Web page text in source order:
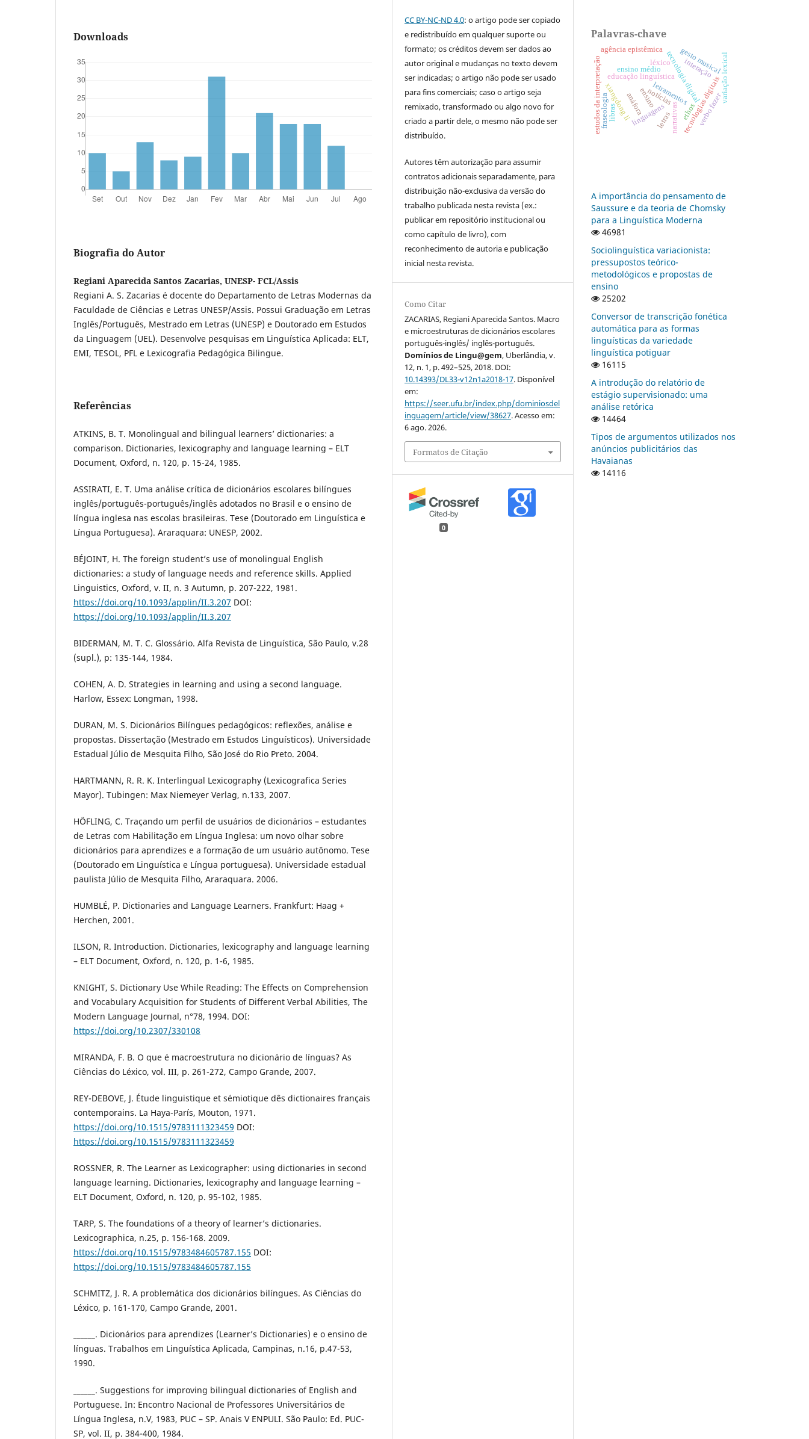
Downloads
Biografia do Autor
Regiani Aparecida Santos Zacarias, UNESP- FCL/Assis
Regiani A. S. Zacarias é docente do Departamento de Letras Modernas da
Faculdade de Ciências e Letras UNESP/Assis. Possui Graduação em Letras
Inglês/Português, Mestrado em Letras (UNESP) e Doutorado em Estudos
da Linguagem (UEL). Desenvolve pesquisas em Linguística Aplicada: ELT,
EMI, TESOL, PFL e Lexicografia Pedagógica Bilingue.
Referências
ATKINS, B. T. Monolingual and bilingual learners’ dictionaries: a
comparison. Dictionaries, lexicography and language learning – ELT
Document, Oxford, n. 120, p. 15-24, 1985.
ASSIRATI, E. T. Uma análise crítica de dicionários escolares bilíngues
inglês/português-português/inglês adotados no Brasil e o ensino de
língua inglesa nas escolas brasileiras. Tese (Doutorado em Linguística e
Língua Portuguesa). Araraquara: UNESP, 2002.
BÉJOINT, H. The foreign student’s use of monolingual English
dictionaries: a study of language needs and reference skills. Applied
Linguistics, Oxford, v. II, n. 3 Autumn, p. 207-222, 1981.
https://doi.org/10.1093/applin/II.3.207 DOI:
https://doi.org/10.1093/applin/II.3.207
BIDERMAN, M. T. C. Glossário. Alfa Revista de Linguística, São Paulo, v.28
(supl.), p: 135-144, 1984.
COHEN, A. D. Strategies in learning and using a second language.
Harlow, Essex: Longman, 1998.
DURAN, M. S. Dicionários Bilíngues pedagógicos: reflexões, análise e
propostas. Dissertação (Mestrado em Estudos Linguísticos). Universidade
Estadual Júlio de Mesquita Filho, São José do Rio Preto. 2004.
HARTMANN, R. R. K. Interlingual Lexicography (Lexicografica Series
Mayor). Tubingen: Max Niemeyer Verlag, n.133, 2007.
HÖFLING, C. Traçando um perfil de usuários de dicionários – estudantes
de Letras com Habilitação em Língua Inglesa: um novo olhar sobre
dicionários para aprendizes e a formação de um usuário autônomo. Tese
(Doutorado em Linguística e Língua portuguesa). Universidade estadual
paulista Júlio de Mesquita Filho, Araraquara. 2006.
HUMBLÉ, P. Dictionaries and Language Learners. Frankfurt: Haag +
Herchen, 2001.
ILSON, R. Introduction. Dictionaries, lexicography and language learning
– ELT Document, Oxford, n. 120, p. 1-6, 1985.
KNIGHT, S. Dictionary Use While Reading: The Effects on Comprehension
and Vocabulary Acquisition for Students of Different Verbal Abilities, The
Modern Language Journal, n°78, 1994. DOI:
https://doi.org/10.2307/330108
MIRANDA, F. B. O que é macroestrutura no dicionário de línguas? As
Ciências do Léxico, vol. III, p. 261-272, Campo Grande, 2007.
REY-DEBOVE, J. Étude linguistique et sémiotique dês dictionaires français
contemporains. La Haya-París, Mouton, 1971.
https://doi.org/10.1515/9783111323459 DOI:
https://doi.org/10.1515/9783111323459
ROSSNER, R. The Learner as Lexicographer: using dictionaries in second
language learning. Dictionaries, lexicography and language learning –
ELT Document, Oxford, n. 120, p. 95-102, 1985.
TARP, S. The foundations of a theory of learner’s dictionaries.
Lexicographica, n.25, p. 156-168. 2009.
https://doi.org/10.1515/9783484605787.155 DOI:
https://doi.org/10.1515/9783484605787.155
SCHMITZ, J. R. A problemática dos dicionários bilíngues. As Ciências do
Léxico, p. 161-170, Campo Grande, 2001.
______. Dicionários para aprendizes (Learner’s Dictionaries) e o ensino de
línguas. Trabalhos em Linguística Aplicada, Campinas, n.16, p.47-53,
1990.
______. Suggestions for improving bilingual dictionaries of English and
Portuguese. In: Encontro Nacional de Professores Universitários de
Língua Inglesa, n.V, 1983, PUC – SP. Anais V ENPULI. São Paulo: Ed. PUC-
SP, vol. II, p. 384-400, 1984.
CC BY-NC-ND 4.0: o artigo pode ser copiado
e redistribuído em qualquer suporte ou
formato; os créditos devem ser dados ao
autor original e mudanças no texto devem
ser indicadas; o artigo não pode ser usado
para fins comerciais; caso o artigo seja
remixado, transformado ou algo novo for
criado a partir dele, o mesmo não pode ser
distribuído.
Autores têm autorização para assumir
contratos adicionais separadamente, para
distribuição não-exclusiva da versão do
trabalho publicada nesta revista (ex.:
publicar em repositório institucional ou
como capítulo de livro), com
reconhecimento de autoria e publicação
inicial nesta revista.
Como Citar
ZACARIAS, Regiani Aparecida Santos. Macro
e microestruturas de dicionários escolares
português-inglês/ inglês-português.
Domínios de Lingu@gem, Uberlândia, v.
12, n. 1, p. 492–525, 2018. DOI:
10.14393/DL33-v12n1a2018-17. Disponível
em:
https://seer.ufu.br/index.php/dominiosdel
inguagem/article/view/38627. Acesso em:
6 ago. 2026.
Formatos de Citação
0
Palavras-chave
linguagens
letramentos
ensino tecnologia digital
educação linguística tecnologias digitais
xiangdong li
estudos da interpretação narrativas
interação
verbo fazer
anáfora
ensino médio gesto musical
ethos
fraseologia
léxico
libras
variação lexical
notícias
letras
agência epistêmica
A importância do pensamento de
Saussure e da teoria de Chomsky
para a Linguística Moderna
46981
Sociolinguística variacionista:
pressupostos teórico-
metodológicos e propostas de
ensino
25202
Conversor de transcrição fonética
automática para as formas
linguísticas da variedade
linguística potiguar
16115
A introdução do relatório de
estágio supervisionado: uma
análise retórica
14464
Tipos de argumentos utilizados nos
anúncios publicitários das
Havaianas
14116